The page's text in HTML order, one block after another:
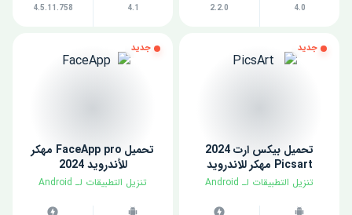
4.0
2.2.0
4.1
4.5.11.758
جديد
تحميل بيكس ارت 2024
Picsart مهكر للاندرويد
​تنزيل التطبيقات لـ ​Android
جديد
تحميل FaceApp pro مهكر
للأندرويد 2024
​تنزيل التطبيقات لـ ​Android